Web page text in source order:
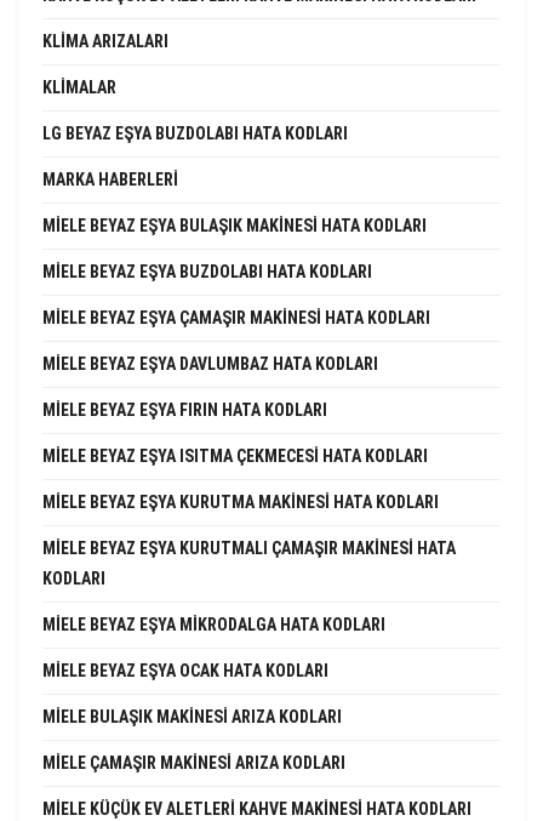
KLIMA ARIZALARI
KLIMALAR
LG BEYAZ EŞYA BUZDOLABI HATA KODLARI
MARKA HABERLERI
MIELE BEYAZ EŞYA BULAŞIK MAKINESI HATA KODLARI
MIELE BEYAZ EŞYA BUZDOLABI HATA KODLARI
MIELE BEYAZ EŞYA ÇAMAŞIR MAKINESI HATA KODLARI
MIELE BEYAZ EŞYA DAVLUMBAZ HATA KODLARI
MIELE BEYAZ EŞYA FIRIN HATA KODLARI
MIELE BEYAZ EŞYA ISITMA ÇEKMECESI HATA KODLARI
MIELE BEYAZ EŞYA KURUTMA MAKINESI HATA KODLARI
MIELE BEYAZ EŞYA KURUTMALI ÇAMAŞIR MAKINESI HATA
KODLARI
MIELE BEYAZ EŞYA MIKRODALGA HATA KODLARI
MIELE BEYAZ EŞYA OCAK HATA KODLARI
MIELE BULAŞIK MAKINESI ARIZA KODLARI
MIELE ÇAMAŞIR MAKINESI ARIZA KODLARI
MIELE KÜÇÜK EV ALETLERI KAHVE MAKINESI HATA KODLARI